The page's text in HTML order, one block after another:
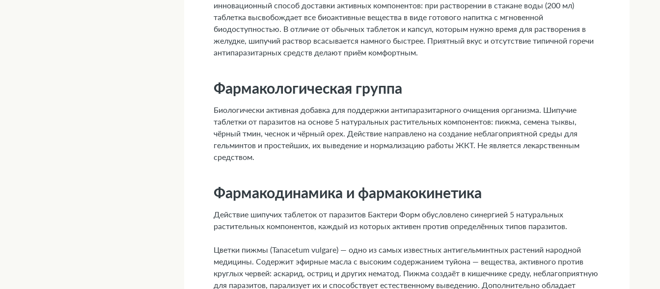
инновационный способ доставки активных компонентов: при растворении в стакане воды (200 мл)
таблетка высвобождает все биоактивные вещества в виде готового напитка с мгновенной
биодоступностью. В отличие от обычных таблеток и капсул, которым нужно время для растворения в
желудке, шипучий раствор всасывается намного быстрее. Приятный вкус и отсутствие типичной горечи
антипаразитарных средств делают приём комфортным.
Фармакологическая группа
Биологически активная добавка для поддержки антипаразитарного очищения организма. Шипучие
таблетки от паразитов на основе 5 натуральных растительных компонентов: пижма, семена тыквы,
чёрный тмин, чеснок и чёрный орех. Действие направлено на создание неблагоприятной среды для
гельминтов и простейших, их выведение и нормализацию работы ЖКТ. Не является лекарственным
средством.
Фармакодинамика и фармакокинетика
Действие шипучих таблеток от паразитов Бактери Форм обусловлено синергией 5 натуральных
растительных компонентов, каждый из которых активен против определённых типов паразитов.
Цветки пижмы (Tanacetum vulgare) — одно из самых известных антигельминтных растений народной
медицины. Содержит эфирные масла с высоким содержанием туйона — вещества, активного против
круглых червей: аскарид, остриц и других нематод. Пижма создаёт в кишечнике среду, неблагоприятную
для паразитов, парализует их и способствует естественному выведению. Дополнительно обладает